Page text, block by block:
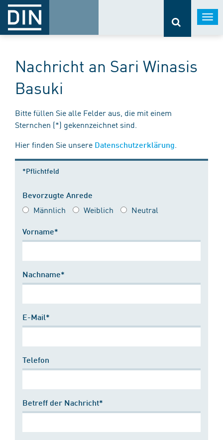
Nachricht an Sari Winasis
Basuki
Bitte füllen Sie alle Felder aus, die mit einem
Sternchen (*) gekennzeichnet sind.
Hier finden Sie unsere Datenschutzerklärung
*Pflichtfeld
Bevorzugte Anrede
Männlich Weiblich Neutral
Vorname*
Nachname*
E-Mail*
Telefon
Betreff der Nachricht*